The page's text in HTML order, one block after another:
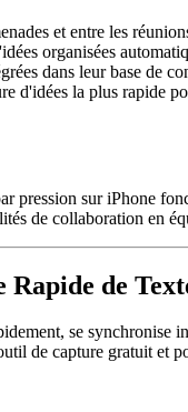
et entre les
organisées
dans leur base de
d'idées la plus rapide
pression sur iPhone
de collaboration en
de
se
de capture gratuit